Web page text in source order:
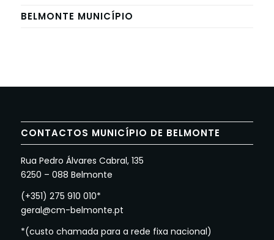
BELMONTE MUNICÍPIO
CONTACTOS MUNICÍPIO DE BELMONTE
Rua Pedro Álvares Cabral, 135
6250 – 088 Belmonte
(+351) 275 910 010*
geral@cm-belmonte.pt
*(custo chamada para a rede fixa nacional)